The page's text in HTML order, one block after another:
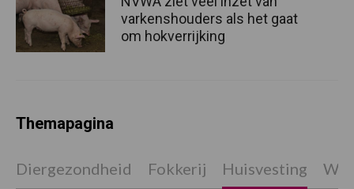
varkenshouders als het gaat
om hokverrijking
Themapagina
Diergezondheid Fokkerij Huisvesting